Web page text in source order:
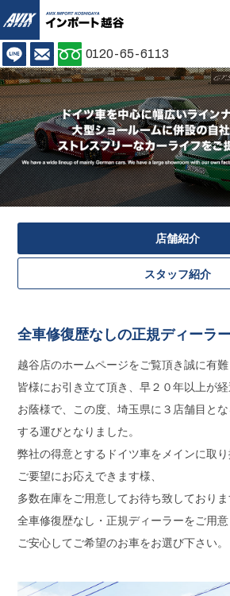
AVIX IMPORT
LINE お問い合わせ
0120-65-6113
Shop info.
店舗案内
Stock list
在庫情報
Back Order
Insurance Repair
ボディコーティング
店舗紹介
スタッフ紹介
全車修復歴なしの正規ディーラ
越谷店のホームページをご覧頂き誠に有難
皆様にお引き立て頂き、早２０年以上が経
お蔭様で、この度、埼玉県に３店舗目と
する運びとなりました。
弊社の得意とするドイツ車をメインに取
ご要望にお応えできます様、
多数在庫をご用意してお待ち致しておりま
全車修復歴なし・正規ディーラーをご用意
ご安心してご希望のお車をお選び下さい。